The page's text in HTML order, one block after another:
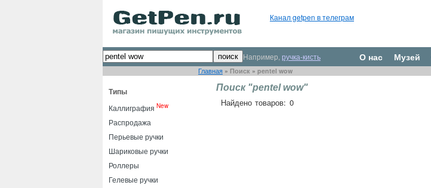
Канал getpen в телеграм
Например, ручка-кисть О нас Музей
Главная » Поиск » pentel wow
Типы
Каллиграфия New
Распродажа
Перьевые ручки
Шариковые ручки
Роллеры
Гелевые ручки
Поиск "pentel wow"
Найдено товаров: 0